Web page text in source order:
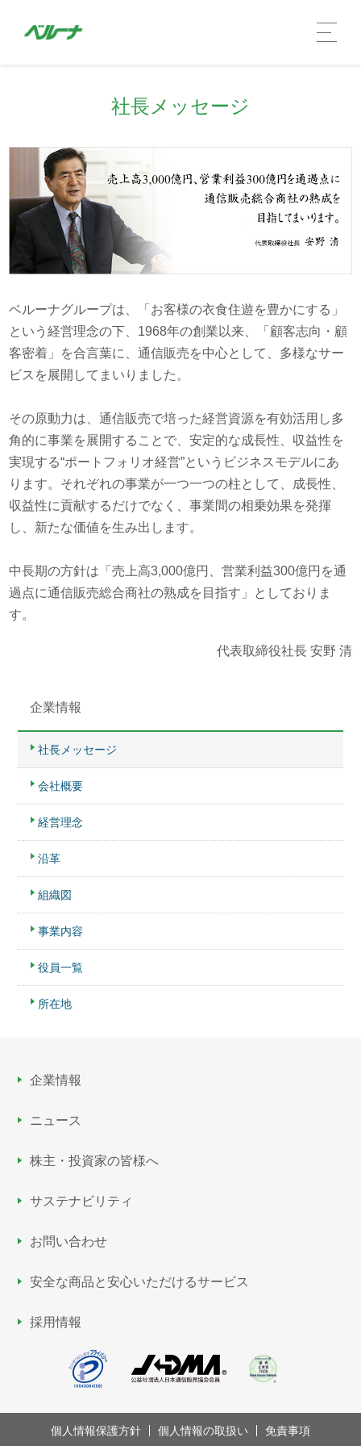
企業情報 TOP
社長メッセージ
会社概要
経営理念
沿革
組織図
事業内容
役員一覧
所在地
株主・投資家情報 TOP
財務・業績
IRライブラリ
株式情報
サステナビリティ TOP
サステナビリティ宣言
担当役員メッセージ
重要課題（マテリアリティ）
社会
採用情報 TOP
新卒採用
キャリア採用
パート・アルバイト採用
社長メッセージ
ベルーナグループは、「お客様の衣食住遊を豊かにする」
という経営理念の下、1968年の創業以来、「顧客志向・顧
客密着」を合言葉に、通信販売を中心として、多様なサー
ビスを展開してまいりました。
その原動力は、通信販売で培った経営資源を有効活用し多
角的に事業を展開することで、安定的な成長性、収益性を
実現する“ポートフォリオ経営”というビジネスモデルにあ
ります。それぞれの事業が一つ一つの柱として、成長性、
収益性に貢献するだけでなく、事業間の相乗効果を発揮
し、新たな価値を生み出します。
中長期の方針は「売上高3,000億円、営業利益300億円を通
過点に通信販売総合商社の熟成を目指す」としておりま
す。
代表取締役社長 安野 清
企業情報
社長メッセージ
会社概要
経営理念
沿革
組織図
事業内容
役員一覧
所在地
企業情報
ニュース
株主・投資家の皆様へ
サステナビリティ
お問い合わせ
安全な商品と安心いただけるサービス
採用情報
個人情報保護方針 個人情報の取扱い 免責事項